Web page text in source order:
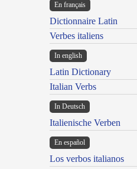
En français
Dictionnaire Latin
Verbes italiens
In english
Latin Dictionary
Italian Verbs
In Deutsch
Italienische Verben
En español
Los verbos italianos